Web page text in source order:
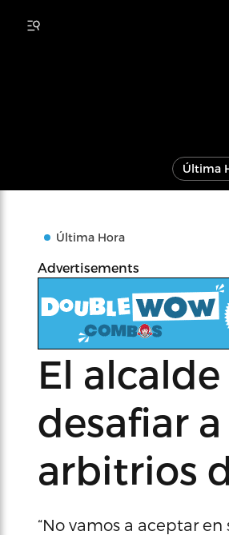
Última
Última Hora
Advertisements
El
desafiar
arbitrios
“No vamos a aceptar